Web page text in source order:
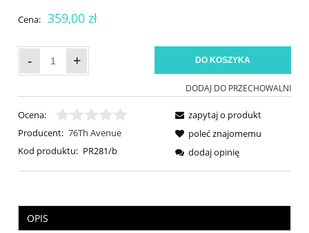
Cena: 359,00 zł
- + DO KOSZYKA
DODAJ DO PRZECHOWALNI
Ocena:
Producent: 76Th Avenue
Kod produktu: PR281/b
zapytaj o produkt
poleć znajomemu
dodaj opinię
OPIS